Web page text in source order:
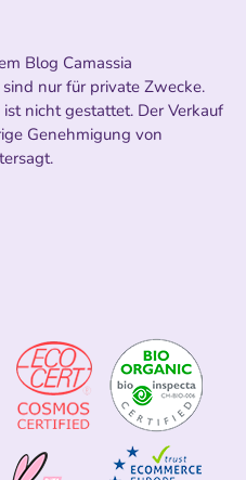
Blog Camassia
nur für private Zwecke.
nicht gestattet. Der Verkauf
Genehmigung von